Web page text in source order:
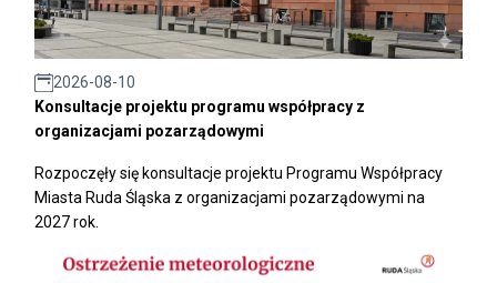
2026-08-10
Konsultacje projektu programu współpracy z
organizacjami pozarządowymi
Rozpoczęły się konsultacje projektu Programu Współpracy
Miasta Ruda Śląska z organizacjami pozarządowymi na
2027 rok.